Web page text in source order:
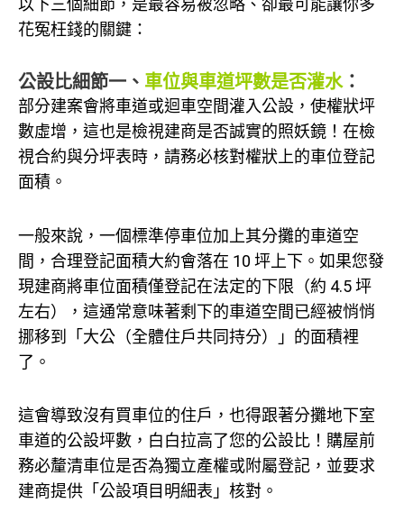
以下三個細節，是最容易被忽略、卻最可能讓你多
花冤枉錢的關鍵：
公設比細節一、 車位與車道坪數是否灌水：
部分建案會將車道或迴車空間灌入公設，使權狀坪
數虛增，這也是檢視建商是否誠實的照妖鏡！在檢
視合約與分坪表時，請務必核對權狀上的車位登記
面積。
一般來說，一個標準停車位加上其分攤的車道空
間，合理登記面積大約會落在 10 坪上下。如果您發
現建商將車位面積僅登記在法定的下限（約 4.5 坪
左右），這通常意味著剩下的車道空間已經被悄悄
挪移到「大公（全體住戶共同持分）」的面積裡
了。
這會導致沒有買車位的住戶，也得跟著分攤地下室
車道的公設坪數，白白拉高了您的公設比！購屋前
務必釐清車位是否為獨立產權或附屬登記，並要求
建商提供「公設項目明細表」核對。